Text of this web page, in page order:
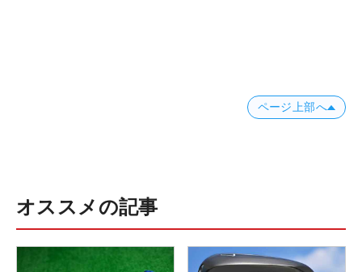
ページ上部へ
オススメの記事